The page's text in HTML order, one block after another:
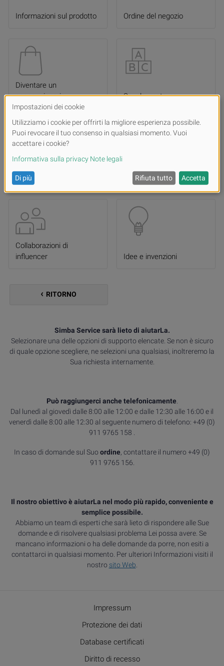
Informazioni sul prodotto Ordine del negozio
Diventare un
concessionario
Scuola- materna
Richiesta di donazione Lotteria
Collaborazioni di
influencer
Idee e invenzioni
RITORNO
Simba Service sarà lieto di aiutarLa.
Selezionare una delle opzioni di supporto elencate. Se non è sicuro
di quale opzione scegliere, ne selezioni una qualsiasi, inoltreremo la
Sua richiesta internamente.
Può raggiungerci anche telefonicamente
Dal lunedì al giovedì dalle 8:00 alle 12:00 e dalle 12:30 alle 16:00 e il
venerdì dalle 8:00 alle 12:30 al seguente numero di telefono: +49 (0)
911 9765 158 .
In caso di domande sul Suo ordine, contattare il numero +49 (0)
911 9765 156.
Il nostro obiettivo è aiutarLa nel modo più rapido, conveniente e
semplice possibile.
Abbiamo un team di esperti che sarà lieto di rispondere alle Sue
domande e di risolvere qualsiasi problema Lei possa avere. Se
mancano informazioni o ha delle domande da porre, non esiti a
contattarci in qualsiasi momento. Per ulteriori Informazioni visiti il
nostro sito Web
Impressum
Protezione dei dati
Database certificati
Diritto di recesso